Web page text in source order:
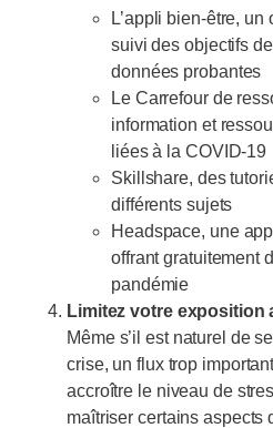
L’appli bien-être,
suivi des objectifs
données probantes
Le Carrefour de
information et
liées à la COVID-19
Skillshare, des
différents sujets
Headspace, une
offrant gratuitement
pandémie
Limitez votre exposition
Même s’il est naturel de
crise, un flux trop
accroître le niveau de
maîtriser certains aspects